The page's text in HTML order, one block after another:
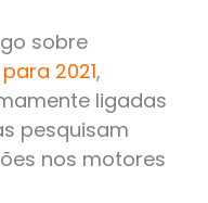
sobre
2021,
ligadas
pesquisam
nos motores